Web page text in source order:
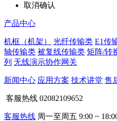
取消确认
产品中心
机框（机架） 光纤传输类 E1传
轴传输类 被复线传输类 矩阵/转
列 无线演示协作网关
新闻中心 应用方案 技术讲堂 售
客服热线 02082109652
客服热线 周一至周五 9:00 ~